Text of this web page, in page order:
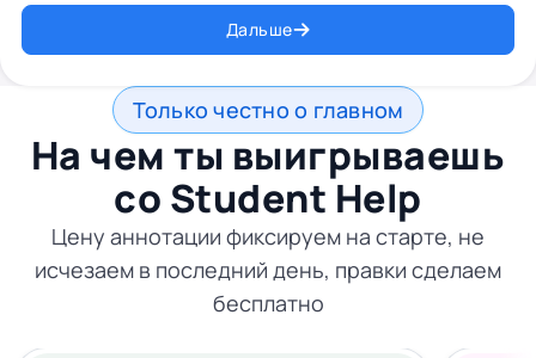
Дальше
Только честно о главном
На чем ты выигрываешь
со Student Help
Цену аннотации фиксируем на старте, не
исчезаем в последний день, правки сделаем
бесплатно